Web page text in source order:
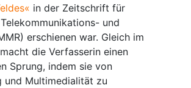
in der Zeitschrift für
und
erschienen war. Gleich im
die Verfasserin einen
Sprung, indem sie von
und Multimedialität zu